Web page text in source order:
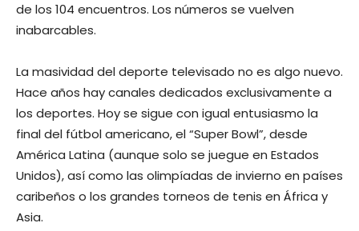
de los 104 encuentros. Los números se vuelven
inabarcables.
La masividad del deporte televisado no es algo nuevo.
Hace años hay canales dedicados exclusivamente a
los deportes. Hoy se sigue con igual entusiasmo la
final del fútbol americano, el “Super Bowl”, desde
América Latina (aunque solo se juegue en Estados
Unidos), así como las olimpíadas de invierno en países
caribeños o los grandes torneos de tenis en África y
Asia.